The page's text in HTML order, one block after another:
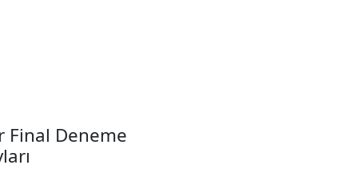
Final Deneme